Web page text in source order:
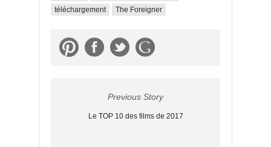
téléchargement
The Foreigner
Previous Story
Le TOP 10 des films de 2017